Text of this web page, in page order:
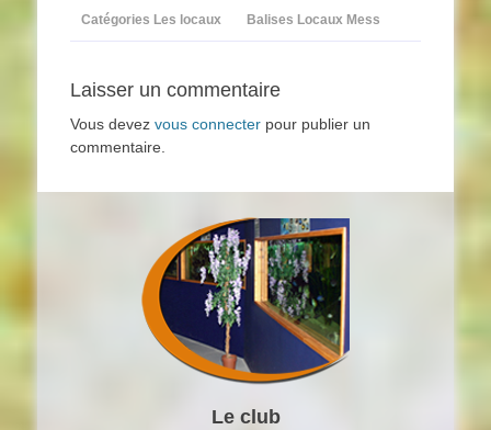
Catégories Les locaux Balises Locaux Mess
Laisser un commentaire
Vous devez vous connecter pour publier un
commentaire.
Le club